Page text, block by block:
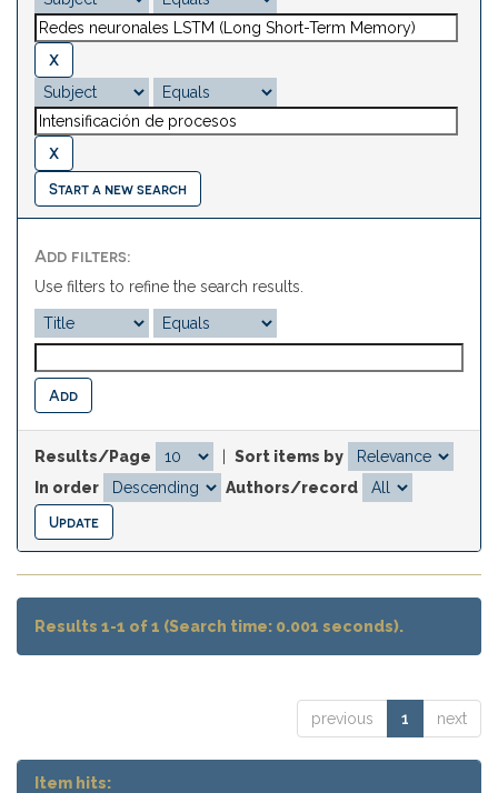
Start a new search
Add filters:
Use filters to refine the search results.
Results/Page
Sort items by
In order
Authors/record
Results 1-1 of 1 (Search time: 0.001 seconds).
previous 1 next
Item hits: